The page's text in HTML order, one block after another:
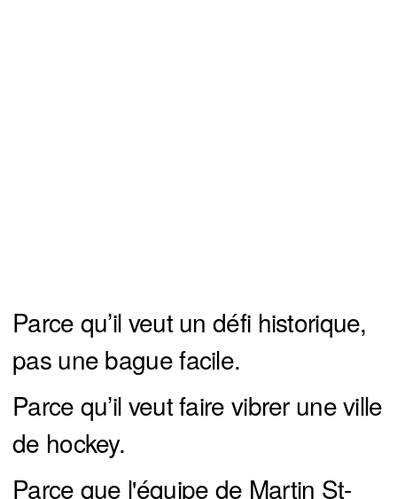
Parce qu’il veut un défi historique,
pas une bague facile.
Parce qu’il veut faire vibrer une ville
de hockey.
Parce que l'équipe de Martin St-